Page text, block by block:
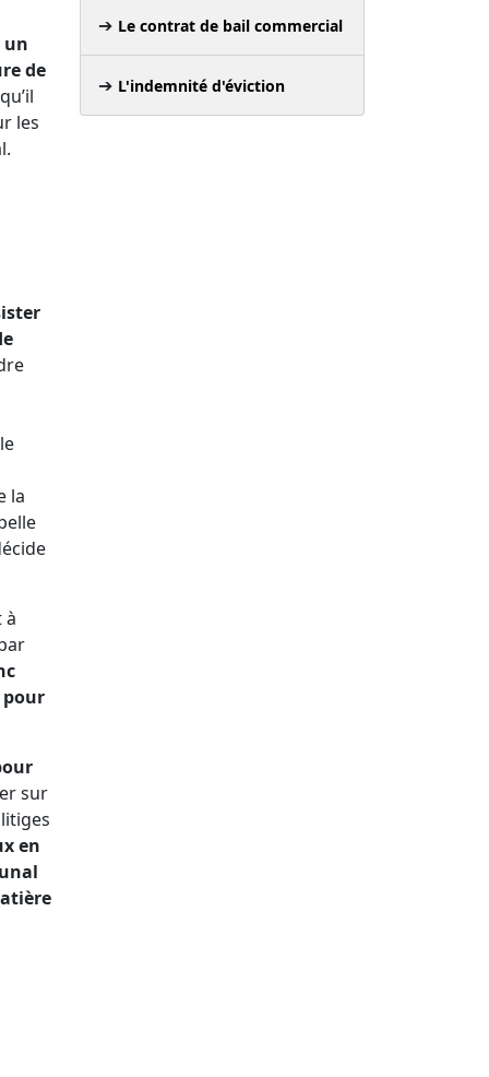
un
de
les
la
à
pour
sur
en
Le contrat de bail commercial
L'indemnité d'éviction